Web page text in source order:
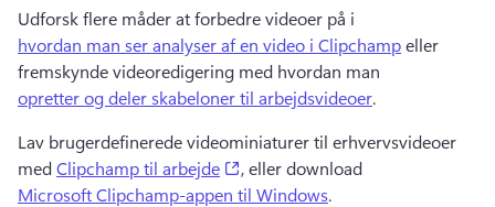
Udforsk flere måder at forbedre videoer på i
hvordan man ser analyser af en video i Clipchamp eller
fremskynde videoredigering med hvordan man
opretter og deler skabeloner til arbejdsvideoer.
Lav brugerdefinerede videominiaturer til erhvervsvideoer
med Clipchamp til arbejde (opens in a new tab)
, eller download
Microsoft Clipchamp-appen til Windows.